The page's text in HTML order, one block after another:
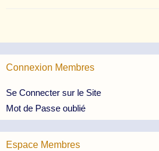
Connexion Membres
Se Connecter sur le Site
Mot de Passe oublié
Espace Membres